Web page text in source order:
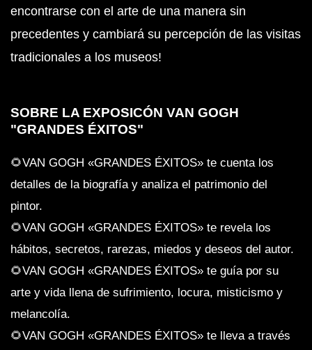
encontrarse con el arte de una manera sin
precedentes y cambiará su percepción de las visitas
tradicionales a los museos!
SOBRE LA EXPOSICÓN VAN GOGH
"GRANDES ÉXITOS"
🌻VAN GOGH «GRANDES ÉXITOS» te cuenta los
detalles de la biografía y analiza el patrimonio del
pintor.
🌻VAN GOGH «GRANDES ÉXITOS» te revela los
hábitos, secretos, rarezas, miedos y deseos del autor.
🌻VAN GOGH «GRANDES ÉXITOS» te guía por su
arte y vida llena de sufrimiento, locura, misticismo y
melancolía.
🌻VAN GOGH «GRANDES ÉXITOS» te lleva a través